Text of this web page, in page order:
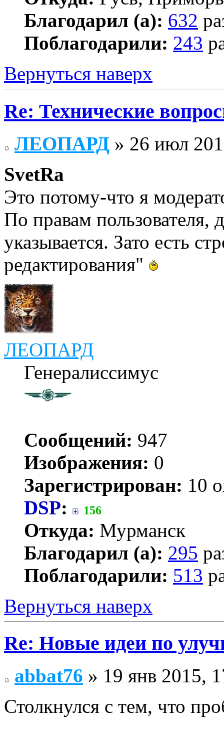
Благодарил (а): 632
Поблагодарили: 243
Вернуться наверх
Re: Технические
ЛЕОПАРД » 26 июл
SvetRa
Это потому-что я
По правам пользователя,
указывается. Зато есть
редактирования"
ЛЕОПАРД
Генералиссимус
Сообщений: 947
Изображения: 0
Зарегистрирован: 10
DSP: 156
Откуда: Мурманск
Благодарил (а): 295
Поблагодарили: 513
Вернуться наверх
Re: Новые идеи по
abbat76 » 19 янв 2015,
Столкнулся с тем, что